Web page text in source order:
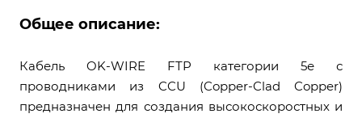
Общее описание:
Кабель OK-WIRE FTP категории 5е с
проводниками из CCU (Copper-Clad Copper)
предназначен для создания высокоскоростных и